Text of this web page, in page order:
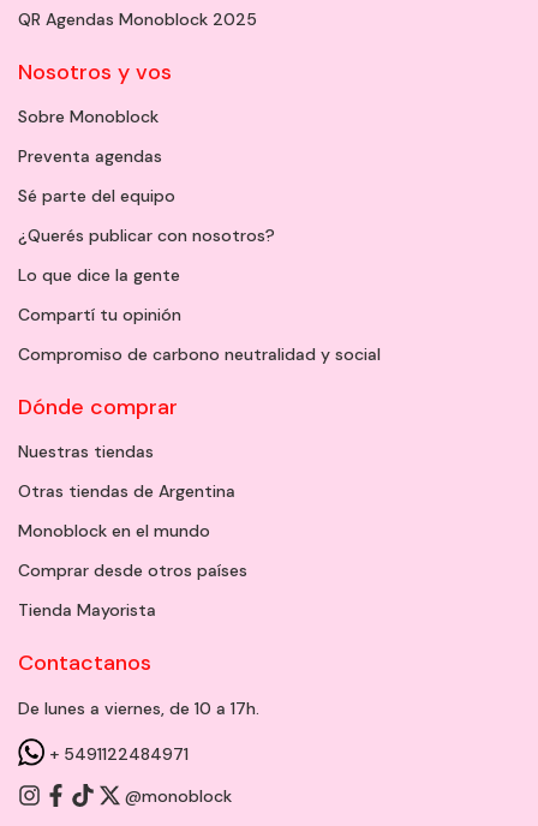
QR Agendas Monoblock 2025
Nosotros y vos
Sobre Monoblock
Preventa agendas
Sé parte del equipo
¿Querés publicar con nosotros?
Lo que dice la gente
Compartí tu opinión
Compromiso de carbono neutralidad y social
Dónde comprar
Nuestras tiendas
Otras tiendas de Argentina
Monoblock en el mundo
Comprar desde otros países
Tienda Mayorista
Contactanos
De lunes a viernes, de 10 a 17h.
+ 5491122484971
@monoblock